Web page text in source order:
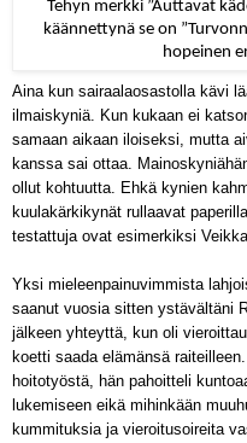
Tehyn merkki ”Auttavat
käännettynä se on
hopeinen
Aina kun sairaalaosastolla kävi
ilmaiskyniä. Kun kukaan ei
samaan aikaan iloiseksi, mutta
kanssa sai ottaa.
ollut kohtuutta. Ehkä kynien
kuulakärkikynät rullaavat
testattuja ovat esimerkiksi
Yksi mieleenpainuvimmista
saanut vuosia sitten ystävältäni
jälkeen yhteyttä, kun oli
koetti saada elämänsä
hoitotyöstä, hän pahoitteli
lukemiseen eikä mihinkään
kummituksia ja vieroitusoireita